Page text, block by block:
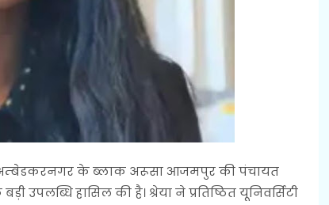
अम्बेडकरनगर के ब्लाक अरूसा आजमपुर की पंचायत
उपलब्धि हासिल की है। श्रेया ने प्रतिष्ठित यूनिवर्सिटी